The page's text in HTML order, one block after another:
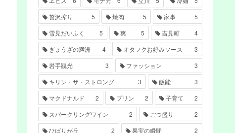
贅沢搾り
5 焼肉 5 家事
5
雪見だいふく
5 爽 5 吉見町
4
ぎょうざの満洲
4 オタフクお好みソース
3
岩手観光
3 ファッション
3
キリン・ザ・ストロング
3 飯能
3
マクドナルド
2 プリン 2 子育て
2
スパークリングワイン
2 ごつ盛り
2
ひばりが丘
2 果実の瞬間 2